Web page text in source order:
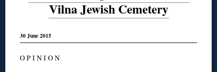
Vilna Jewish Cemetery
30 June 2015
O P I N I O N